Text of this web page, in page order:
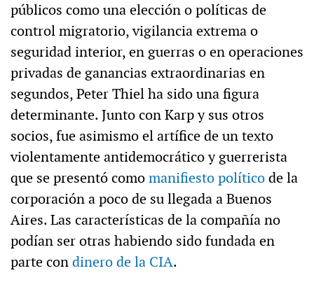
públicos como una elección o políticas de
control migratorio, vigilancia extrema o
seguridad interior, en guerras o en operaciones
privadas de ganancias extraordinarias en
segundos, Peter Thiel ha sido una figura
determinante. Junto con Karp y sus otros
socios, fue asimismo el artífice de un texto
violentamente antidemocrático y guerrerista
que se presentó comomanifiesto políticode la
corporación a poco de su llegada a Buenos
Aires. Las características de la compañía no
podían ser otras habiendo sido fundada en
parte condinero de la CIA.